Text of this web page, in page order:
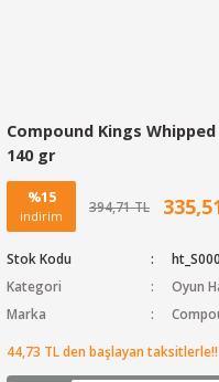
Compound Kings
140 gr
%15
indirim
394,71 TL
Stok Kodu
Kategori
Oyun
Marka
44,73 TL den başlayan taksitlerle!!